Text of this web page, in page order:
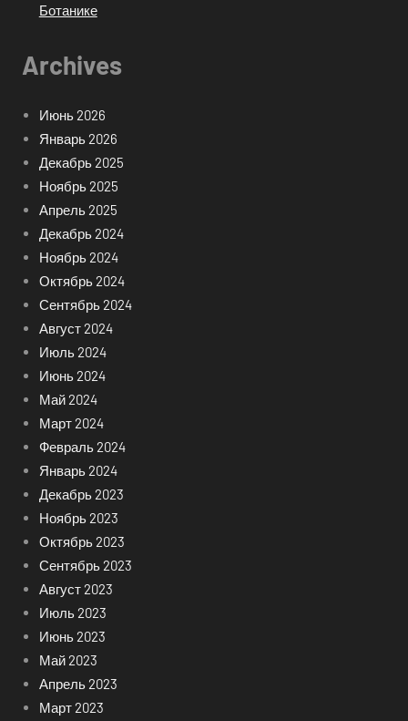
Ботанике
Archives
Июнь 2026
Январь 2026
Декабрь 2025
Ноябрь 2025
Апрель 2025
Декабрь 2024
Ноябрь 2024
Октябрь 2024
Сентябрь 2024
Август 2024
Июль 2024
Июнь 2024
Май 2024
Март 2024
Февраль 2024
Январь 2024
Декабрь 2023
Ноябрь 2023
Октябрь 2023
Сентябрь 2023
Август 2023
Июль 2023
Июнь 2023
Май 2023
Апрель 2023
Март 2023